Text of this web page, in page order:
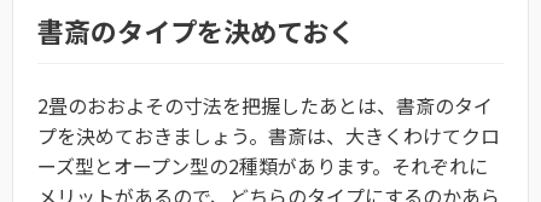
書斎のタイプを決めておく
2畳のおおよその寸法を把握したあとは、書斎のタイ
プを決めておきましょう。書斎は、大きくわけてクロ
ーズ型とオープン型の2種類があります。それぞれに